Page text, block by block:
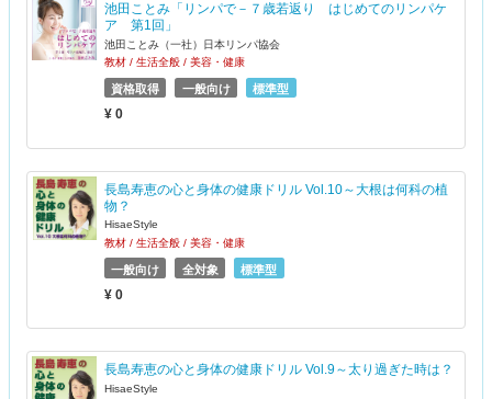
池田ことみ「リンパで－７歳若返り はじめてのリンパケ
ア 第1回」
池田ことみ（一社）日本リンパ協会
教材 / 生活全般 / 美容・健康
資格取得 一般向け 標準型
¥ 0
長島寿恵の心と身体の健康ドリル Vol.10～大根は何科の植
物？
HisaeStyle
教材 / 生活全般 / 美容・健康
一般向け 全対象 標準型
¥ 0
長島寿恵の心と身体の健康ドリル Vol.9～太り過ぎた時は？
HisaeStyle